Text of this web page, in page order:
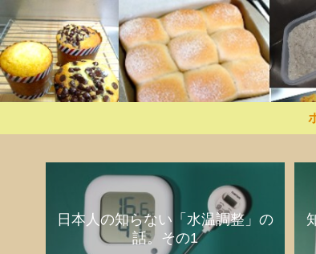
日本人の知らない「水温調整」の
話。その1